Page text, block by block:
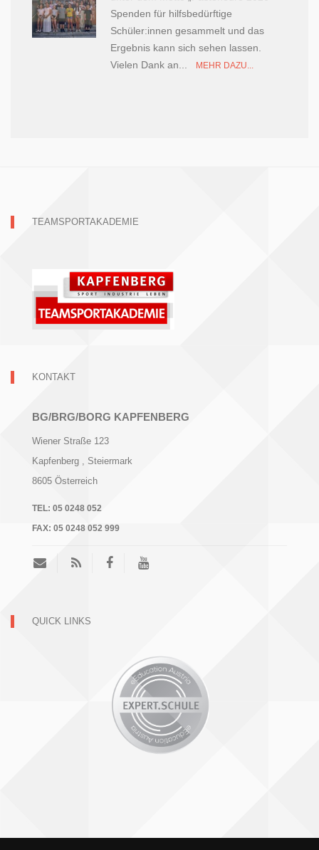
Spenden für hilfsbedürftige
Schüler:innen gesammelt und das
Ergebnis kann sich sehen lassen.
Vielen Dank an...
MEHR DAZU...
TEAMSPORTAKADEMIE
KONTAKT
BG/BRG/BORG KAPFENBERG
Wiener Straße 123
Kapfenberg , Steiermark
8605 Österreich
TEL: 05 0248 052
FAX: 05 0248 052 999
QUICK LINKS